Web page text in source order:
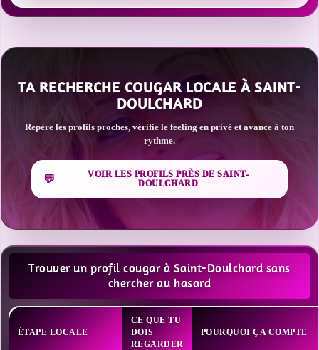
TA RECHERCHE COUGAR LOCALE À SAINT-
DOULCHARD
Repère les profils proches, vérifie le feeling en privé et avance à ton
rythme.
VOIR LES PROFILS PRÈS DE SAINT-
DOULCHARD
Trouver un profil cougar à Saint-Doulchard sans
chercher au hasard
ÉTAPE LOCALE
CE QUE TU
DOIS
REGARDER
POURQUOI ÇA COMPTE